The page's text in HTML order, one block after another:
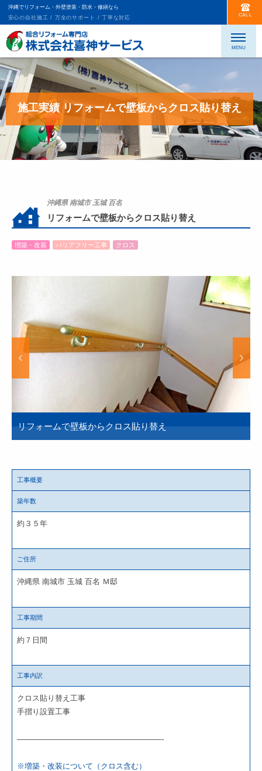
沖縄でリフォーム・外壁塗装・防水・修繕なら
安心の自社施工 / 万全のサポート / 丁寧な対応
CALL
施工実績 リフォームで壁板からクロス貼り替え
沖縄県 南城市 玉城 百名
リフォームで壁板からクロス貼り替え
増築・改装 バリアフリー工事 クロス
リフォームで壁板からクロス貼り替え
工事概要
築年数
約３５年
ご住所
沖縄県 南城市 玉城 百名 Ｍ邸
工事期間
約７日間
工事内訳
クロス貼り替え工事
手摺り設置工事
———————————————————-
※増築・改装について（クロス含む）